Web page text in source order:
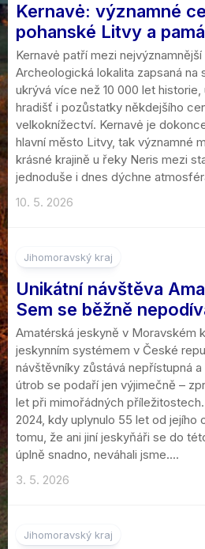
Kernavė: významné
pohanské Litvy a
Kernavė patří mezi
Archeologická lokalita zapsaná na
ukrývá více než 10 000 let
hradišť i pozůstatky někdejšího
velkoknížectví. Kernavė je
hlavní město Litvy, tak významné
krásné krajině u řeky Neris mezi
jednoduše i dnes dýchne
10. 5. 2026
Jihomoravský kraj
Unikátní návštěva
Sem se běžně
Amatérská jeskyně v Moravském
jeskynním systémem v České
návštěvníky zůstává nepřístupná
útrob se podaří jen výjimečně –
let při mimořádných
2024, kdy uplynulo 55 let od jejího
tomu, že ani jiní jeskyňáři se do
úplně snadno, neváhali jsme....
3. 5. 2026
Jihomoravský kraj